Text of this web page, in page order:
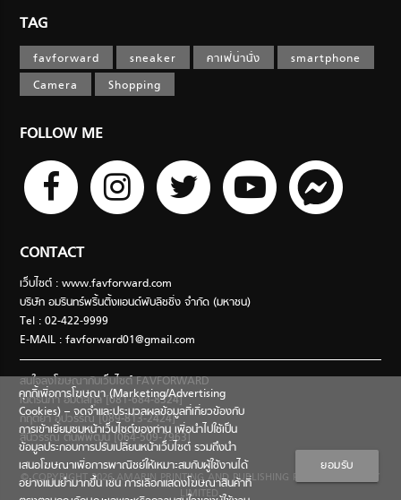
TAG
favforward sneaker คาเฟ่น่านั่ง
smartphone
Camera
Shopping
FOLLOW ME
CONTACT
เว็บไซต์ : www.favforward.com
บริษัท อมรินทร์พริ้นติ้งแอนด์พับลิชชิ่ง จำกัด (มหาชน)
Tel : 02-422-9999
E-MAIL :favforward01@gmail.com
สนใจลงโฆษณากับเว็บไซต์ FAVFORWARD
เนตรนภา อมตสกุล [081-684-8324]
กฤตยา อุปวรรณ [089-813-2424]
สินีวรรณ ตันพิพัฒน์ [064-509-7963]
© COPYRIGHT 2026 AMARIN PRINTING AND PUBLISHING PUBLIC COMPANY
LIMITED.
คุกกี้เพื่อการโฆษณา (Marketing/Advertising
Cookies) – จดจำและประมวลผลข้อมูลที่เกี่ยวข้องกับ
การเข้าเยี่ยมชมหน้าเว็บไซต์ของท่าน เพื่อนำไปใช้เป็น
ข้อมูลประกอบการปรับเปลี่ยนหน้าเว็บไซต์ รวมถึงนำ
เสนอโฆษณาเพื่อการพาณิชย์ให้เหมาะสมกับผู้ใช้งานได้
อย่างแม่นยำมากขึ้น เช่น การเลือกแสดงโฆษณาสินค้าที่
ยอมรับ